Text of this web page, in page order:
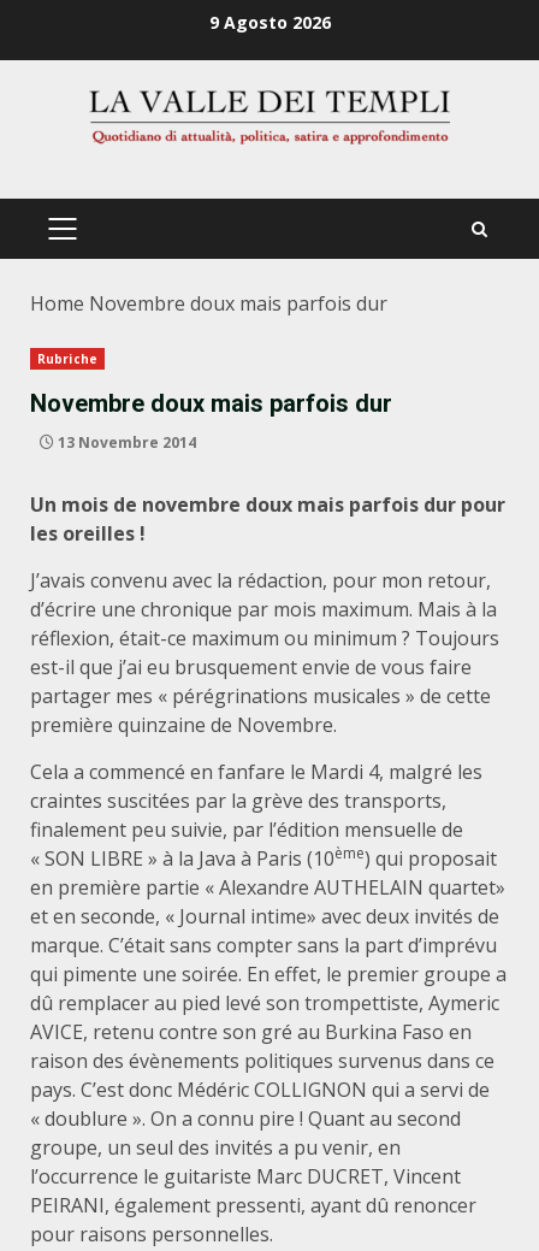
9 Agosto 2026
PRIMÄRES
Home Novembre doux mais parfois dur
Rubriche
Novembre doux mais parfois dur
13 Novembre 2014
Un mois de novembre doux mais parfois dur pour
les oreilles !
J’avais convenu avec la rédaction, pour mon retour,
d’écrire une chronique par mois maximum. Mais à la
réflexion, était-ce maximum ou minimum ? Toujours
est-il que j’ai eu brusquement envie de vous faire
partager mes « pérégrinations musicales » de cette
première quinzaine de Novembre.
Cela a commencé en fanfare le Mardi 4, malgré les
craintes suscitées par la grève des transports,
finalement peu suivie, par l’édition mensuelle de
« SON LIBRE » à la Java à Paris (10ème) qui proposait
en première partie « Alexandre AUTHELAIN quartet»
et en seconde, « Journal intime» avec deux invités de
marque. C’était sans compter sans la part d’imprévu
qui pimente une soirée. En effet, le premier groupe a
dû remplacer au pied levé son trompettiste, Aymeric
AVICE, retenu contre son gré au Burkina Faso en
raison des évènements politiques survenus dans ce
pays. C’est donc Médéric COLLIGNON qui a servi de
« doublure ». On a connu pire ! Quant au second
groupe, un seul des invités a pu venir, en
l’occurrence le guitariste Marc DUCRET, Vincent
PEIRANI, également pressenti, ayant dû renoncer
pour raisons personnelles.